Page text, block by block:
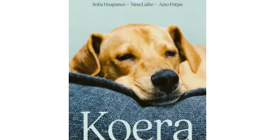
Filoloogia (121)
Filosoofia (146)
Geograafia (65)
Haridus (20)
Ilukirjandus (4255)
Juhtimine (23)
Kodu ja aed (38)
Krimi ja põnevik (1284)